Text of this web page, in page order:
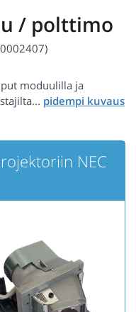
/ polttimo
moduulilla ja
NEC